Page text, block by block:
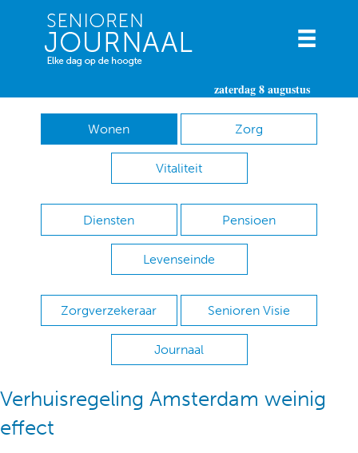
zaterdag 8 augustus
Wonen Zorg
Vitaliteit
Diensten Pensioen
Levenseinde
Zorgverzekeraar Senioren Visie
Journaal
Verhuisregeling Amsterdam weinig
effect